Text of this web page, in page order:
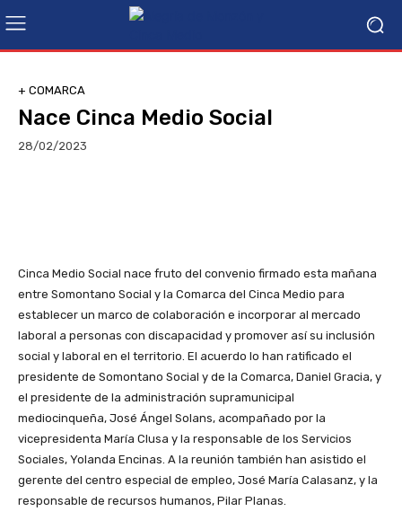
+ COMARCA
Nace Cinca Medio Social
28/02/2023
Cinca Medio Social nace fruto del convenio firmado esta mañana
entre Somontano Social y la Comarca del Cinca Medio para
establecer un marco de colaboración e incorporar al mercado
laboral a personas con discapacidad y promover así su inclusión
social y laboral en el territorio. El acuerdo lo han ratificado el
presidente de Somontano Social y de la Comarca, Daniel Gracia, y
el presidente de la administración supramunicipal
mediocinqueña, José Ángel Solans, acompañado por la
vicepresidenta María Clusa y la responsable de los Servicios
Sociales, Yolanda Encinas. A la reunión también han asistido el
gerente del centro especial de empleo, José María Calasanz, y la
responsable de recursos humanos, Pilar Planas.